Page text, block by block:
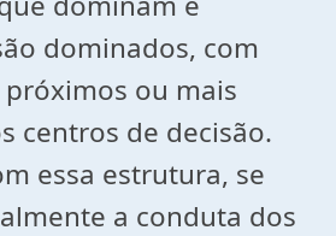
dominados, com
ou mais
centros de decisão.
essa estrutura, se
a conduta dos